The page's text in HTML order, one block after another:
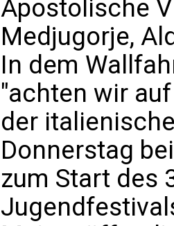
Apostolische
Medjugorje,
In dem
"achten wir
der
Donnerstag
zum Start des